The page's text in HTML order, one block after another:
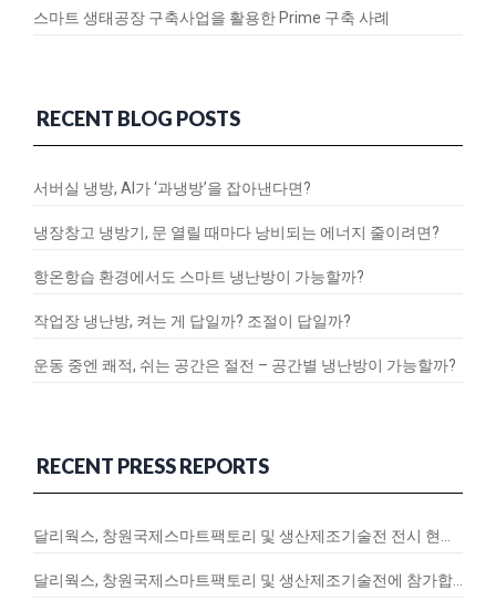
스마트 생태공장 구축사업을 활용한 Prime 구축 사례
RECENT BLOG POSTS
서버실 냉방, AI가 ‘과냉방’을 잡아낸다면?
냉장창고 냉방기, 문 열릴 때마다 낭비되는 에너지 줄이려면?
항온항습 환경에서도 스마트 냉난방이 가능할까?
작업장 냉난방, 켜는 게 답일까? 조절이 답일까?
운동 중엔 쾌적, 쉬는 공간은 절전 – 공간별 냉난방이 가능할까?
RECENT PRESS REPORTS
달리웍스, 창원국제스마트팩토리 및 생산제조기술전 전시 현장 스케치
달리웍스, 창원국제스마트팩토리 및 생산제조기술전에 참가합니다!